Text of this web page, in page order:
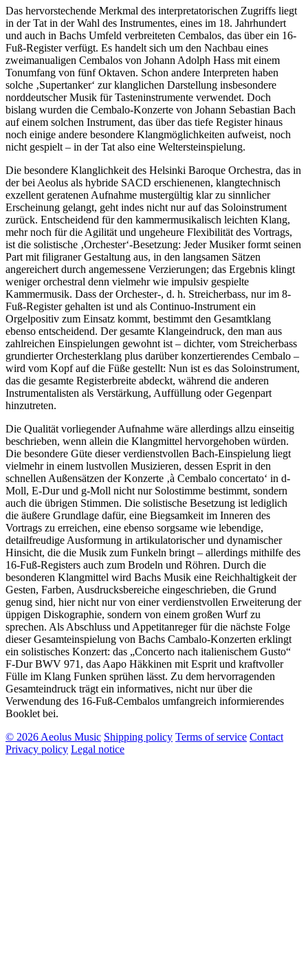
Das hervorstechende Merkmal des interpretatorischen Zugriffs liegt
in der Tat in der Wahl des Instrumentes, eines im 18. Jahrhundert
und auch in Bachs Umfeld verbreiteten Cembalos, das über ein 16-
Fuß-Register verfügt. Es handelt sich um den Nachbau eines
zweimanualigen Cembalos von Johann Adolph Hass mit einem
Tonumfang von fünf Oktaven. Schon andere Interpreten haben
solche ‚Supertanker‘ zur klanglichen Darstellung insbesondere
norddeutscher Musik für Tasteninstrumente verwendet. Doch
bislang wurden die Cembalo-Konzerte von Johann Sebastian Bach
auf einem solchen Instrument, das über das tiefe Register hinaus
noch einige andere besondere Klangmöglichkeiten aufweist, noch
nicht gespielt – in der Tat also eine Weltersteinspielung.
Die besondere Klanglichkeit des Helsinki Baroque Orchestra, das in
der bei Aeolus als hybride SACD erschienenen, klangtechnisch
exzellent geratenen Aufnahme mustergültig klar zu sinnlicher
Erscheinung gelangt, geht indes nicht nur auf das Soloinstrument
zurück. Entscheidend für den kammermusikalisch leichten Klang,
mehr noch für die Agilität und ungeheure Flexibilität des Vortrags,
ist die solistische ‚Orchester‘-Besetzung: Jeder Musiker formt seinen
Part mit filigraner Gestaltung aus, in den langsamen Sätzen
angereichert durch angemessene Verzierungen; das Ergebnis klingt
weniger orchestral denn vielmehr wie impulsiv gespielte
Kammermusik. Dass der Orchester-, d. h. Streicherbass, nur im 8-
Fuß-Register gehalten ist und als Continuo-Instrument ein
Orgelpositiv zum Einsatz kommt, bestimmt den Gesamtklang
ebenso entscheidend. Der gesamte Klangeindruck, den man aus
zahlreichen Einspielungen gewohnt ist – dichter, vom Streicherbass
grundierter Orchesterklang plus darüber konzertierendes Cembalo –
wird vom Kopf auf die Füße gestellt: Nun ist es das Soloinstrument,
das die gesamte Registerbreite abdeckt, während die anderen
Instrumentalisten als Verstärkung, Auffüllung oder Gegenpart
hinzutreten.
Die Qualität vorliegender Aufnahme wäre allerdings allzu einseitig
beschrieben, wenn allein die Klangmittel hervorgehoben würden.
Die besondere Güte dieser verdienstvollen Bach-Einspielung liegt
vielmehr in einem lustvollen Musizieren, dessen Esprit in den
schnellen Außensätzen der Konzerte ‚à Cembalo concertato‘ in d-
Moll, E-Dur und g-Moll nicht nur Solostimme bestimmt, sondern
auch die übrigen Stimmen. Die solistische Besetzung ist lediglich
die äußere Grundlage dafür, eine Biegsamkeit im Inneren des
Vortrags zu erreichen, eine ebenso sorgsame wie lebendige,
detailfreudige Ausformung in artikulatorischer und dynamischer
Hinsicht, die die Musik zum Funkeln bringt – allerdings mithilfe des
16-Fuß-Registers auch zum Brodeln und Röhren. Durch die
besonderen Klangmittel wird Bachs Musik eine Reichhaltigkeit der
Gesten, Farben, Ausdrucksbereiche eingeschrieben, die Grund
genug sind, hier nicht nur von einer verdienstvollen Erweiterung der
üppigen Diskographie, sondern von einem großen Wurf zu
sprechen. Als Abschluss und Appetitanreger für die nächste Folge
dieser Gesamteinspielung von Bachs Cambalo-Konzerten erklingt
ein solistisches Konzert: das „Concerto nach italienischem Gusto“
F-Dur BWV 971, das Aapo Häkkinen mit Esprit und kraftvoller
Fülle im Klang Funken sprühen lässt. Zu dem hervorragenden
Gesamteindruck trägt ein informatives, nicht nur über die
Verwendung des 16-Fuß-Cembalos umfangreich informierendes
Booklet bei.
© 2026 Aeolus Music Shipping policy Terms of service Contact
Privacy policy Legal notice